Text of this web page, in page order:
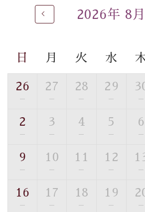
【お食事】
【温泉】
の効果が高い、極めて希有な源泉で
■お座敷風呂（大浴場）
温泉の成分に合わせ、防菌防カビの
用。 足元が柔らかく、そして滑りに
す。
※男性大浴場までのご移動には階段
■貸切温泉風呂 （40分2000円）
2026年 8月
日 月 火 水
26
—
27
—
28
—
29
— —
2
—
3
—
4
—
5
—
6
—
9
—
10
—
11
—
12
— —
16
—
17
—
18
—
19
— —